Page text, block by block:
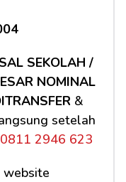
SEKOLAH /
NOMINAL
setelah
0811 2946 623